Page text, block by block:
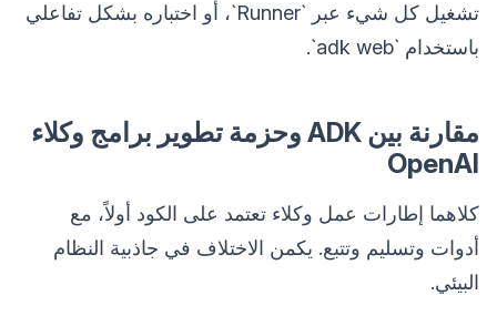
تشغيل كل شيء عبر `Runner`، أو اختباره بشكل تفاعلي
باستخدام `adk web`.
مقارنة بين ADK وحزمة تطوير برامج وكلاء
OpenAI
كلاهما إطارات عمل وكلاء تعتمد على الكود أولاً، مع
أدوات وتسليم وتتبع. يكمن الاختلاف في جاذبية النظام
البيئي.